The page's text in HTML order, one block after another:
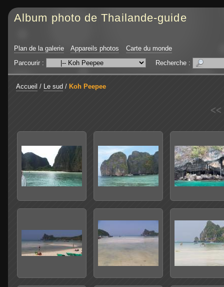
Album photo de Thailande-guide
Plan de la galerie Appareils photos
Carte du monde
Parcourir :
Recherche :
Accueil / Le sud / Koh Peepee
<<